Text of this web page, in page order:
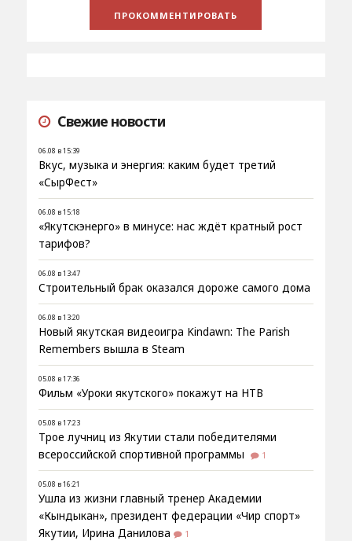
Свежие новости
06.08 в 15:39
Вкус, музыка и энергия: каким будет третий
«СырФест»
06.08 в 15:18
«Якутскэнерго» в минусе: нас ждёт кратный рост
тарифов?
06.08 в 13:47
Строительный брак оказался дороже самого дома
06.08 в 13:20
Новый якутская видеоигра Kindawn: The Parish
Remembers вышла в Steam
05.08 в 17:36
Фильм «Уроки якутского» покажут на НТВ
05.08 в 17:23
Трое лучниц из Якутии стали победителями
всероссийской спортивной программы
1
05.08 в 16:21
Ушла из жизни главный тренер Академии
«Кындыкан», президент федерации «Чир спорт»
Якутии, Ирина Данилова
1